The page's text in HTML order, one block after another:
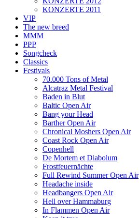
KONZERTE 2011
VIP
The new breed
MMM
PPP
Songcheck
Classics
Festivals
70.000 Tons of Metal
Alcatraz Metal Festival
Baden in Blut
Baltic Open Air
Bang your Head
Barther Open Air
Chronical Moshers Open Air
Coast Rock Open Air
Copenhell
De Mortem et Diabolum
Frostfeuernächte
Full Rewind Summer Open Air
Headache inside
Headbangers Open Air
Hell over Hammaburg
In Flammen Open Air